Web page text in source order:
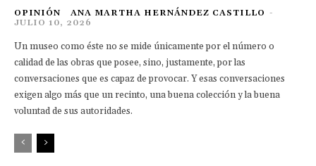
OPINIÓN ANA MARTHA HERNÁNDEZ CASTILLO -
JULIO 10, 2026
Un museo como éste no se mide únicamente por el número o
calidad de las obras que posee, sino, justamente, por las
conversaciones que es capaz de provocar. Y esas conversaciones
exigen algo más que un recinto, una buena colección y la buena
voluntad de sus autoridades.